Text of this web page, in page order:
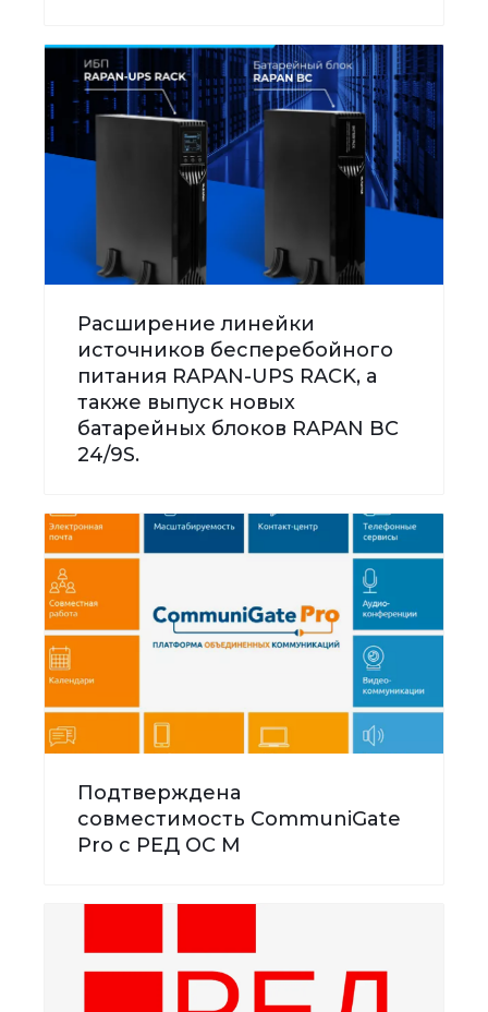
Расширение линейки
источников бесперебойного
питания RAPAN-UPS RACK, а
также выпуск новых
батарейных блоков RAPAN BC
24/9S.
Подтверждена
совместимость CommuniGate
Pro с РЕД ОС М